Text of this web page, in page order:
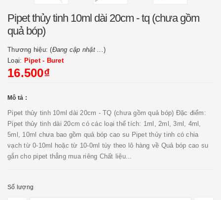
Pipet thủy tinh 10ml dài 20cm - tq (chưa gồm
quả bóp)
Thương hiệu: (Đang cập nhật ...)
Loại: Pipet - Buret
16.500₫
Mô tả :
Pipet thủy tinh 10ml dài 20cm - TQ (chưa gồm quả bóp) Đặc điểm:
Pipet thủy tinh dài 20cm có các loại thể tích: 1ml, 2ml, 3ml, 4ml,
5ml, 10ml chưa bao gồm quả bóp cao su Pipet thủy tinh có chia
vạch từ 0-10ml hoặc từ 10-0ml tùy theo lô hàng về Quả bóp cao su
gắn cho pipet thẳng mua riêng Chất liệu...
Số lượng